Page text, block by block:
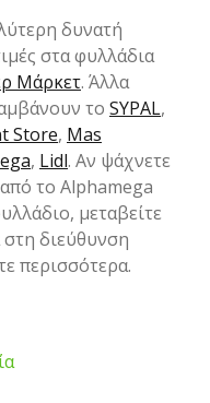
δυνατή
στα φυλλάδια
Μάρκετ. Άλλα
το SYPAL,
Store, Mas
, Lidl. Αν ψάχνετε
το Alphamega
μεταβείτε
διεύθυνση
περισσότερα.